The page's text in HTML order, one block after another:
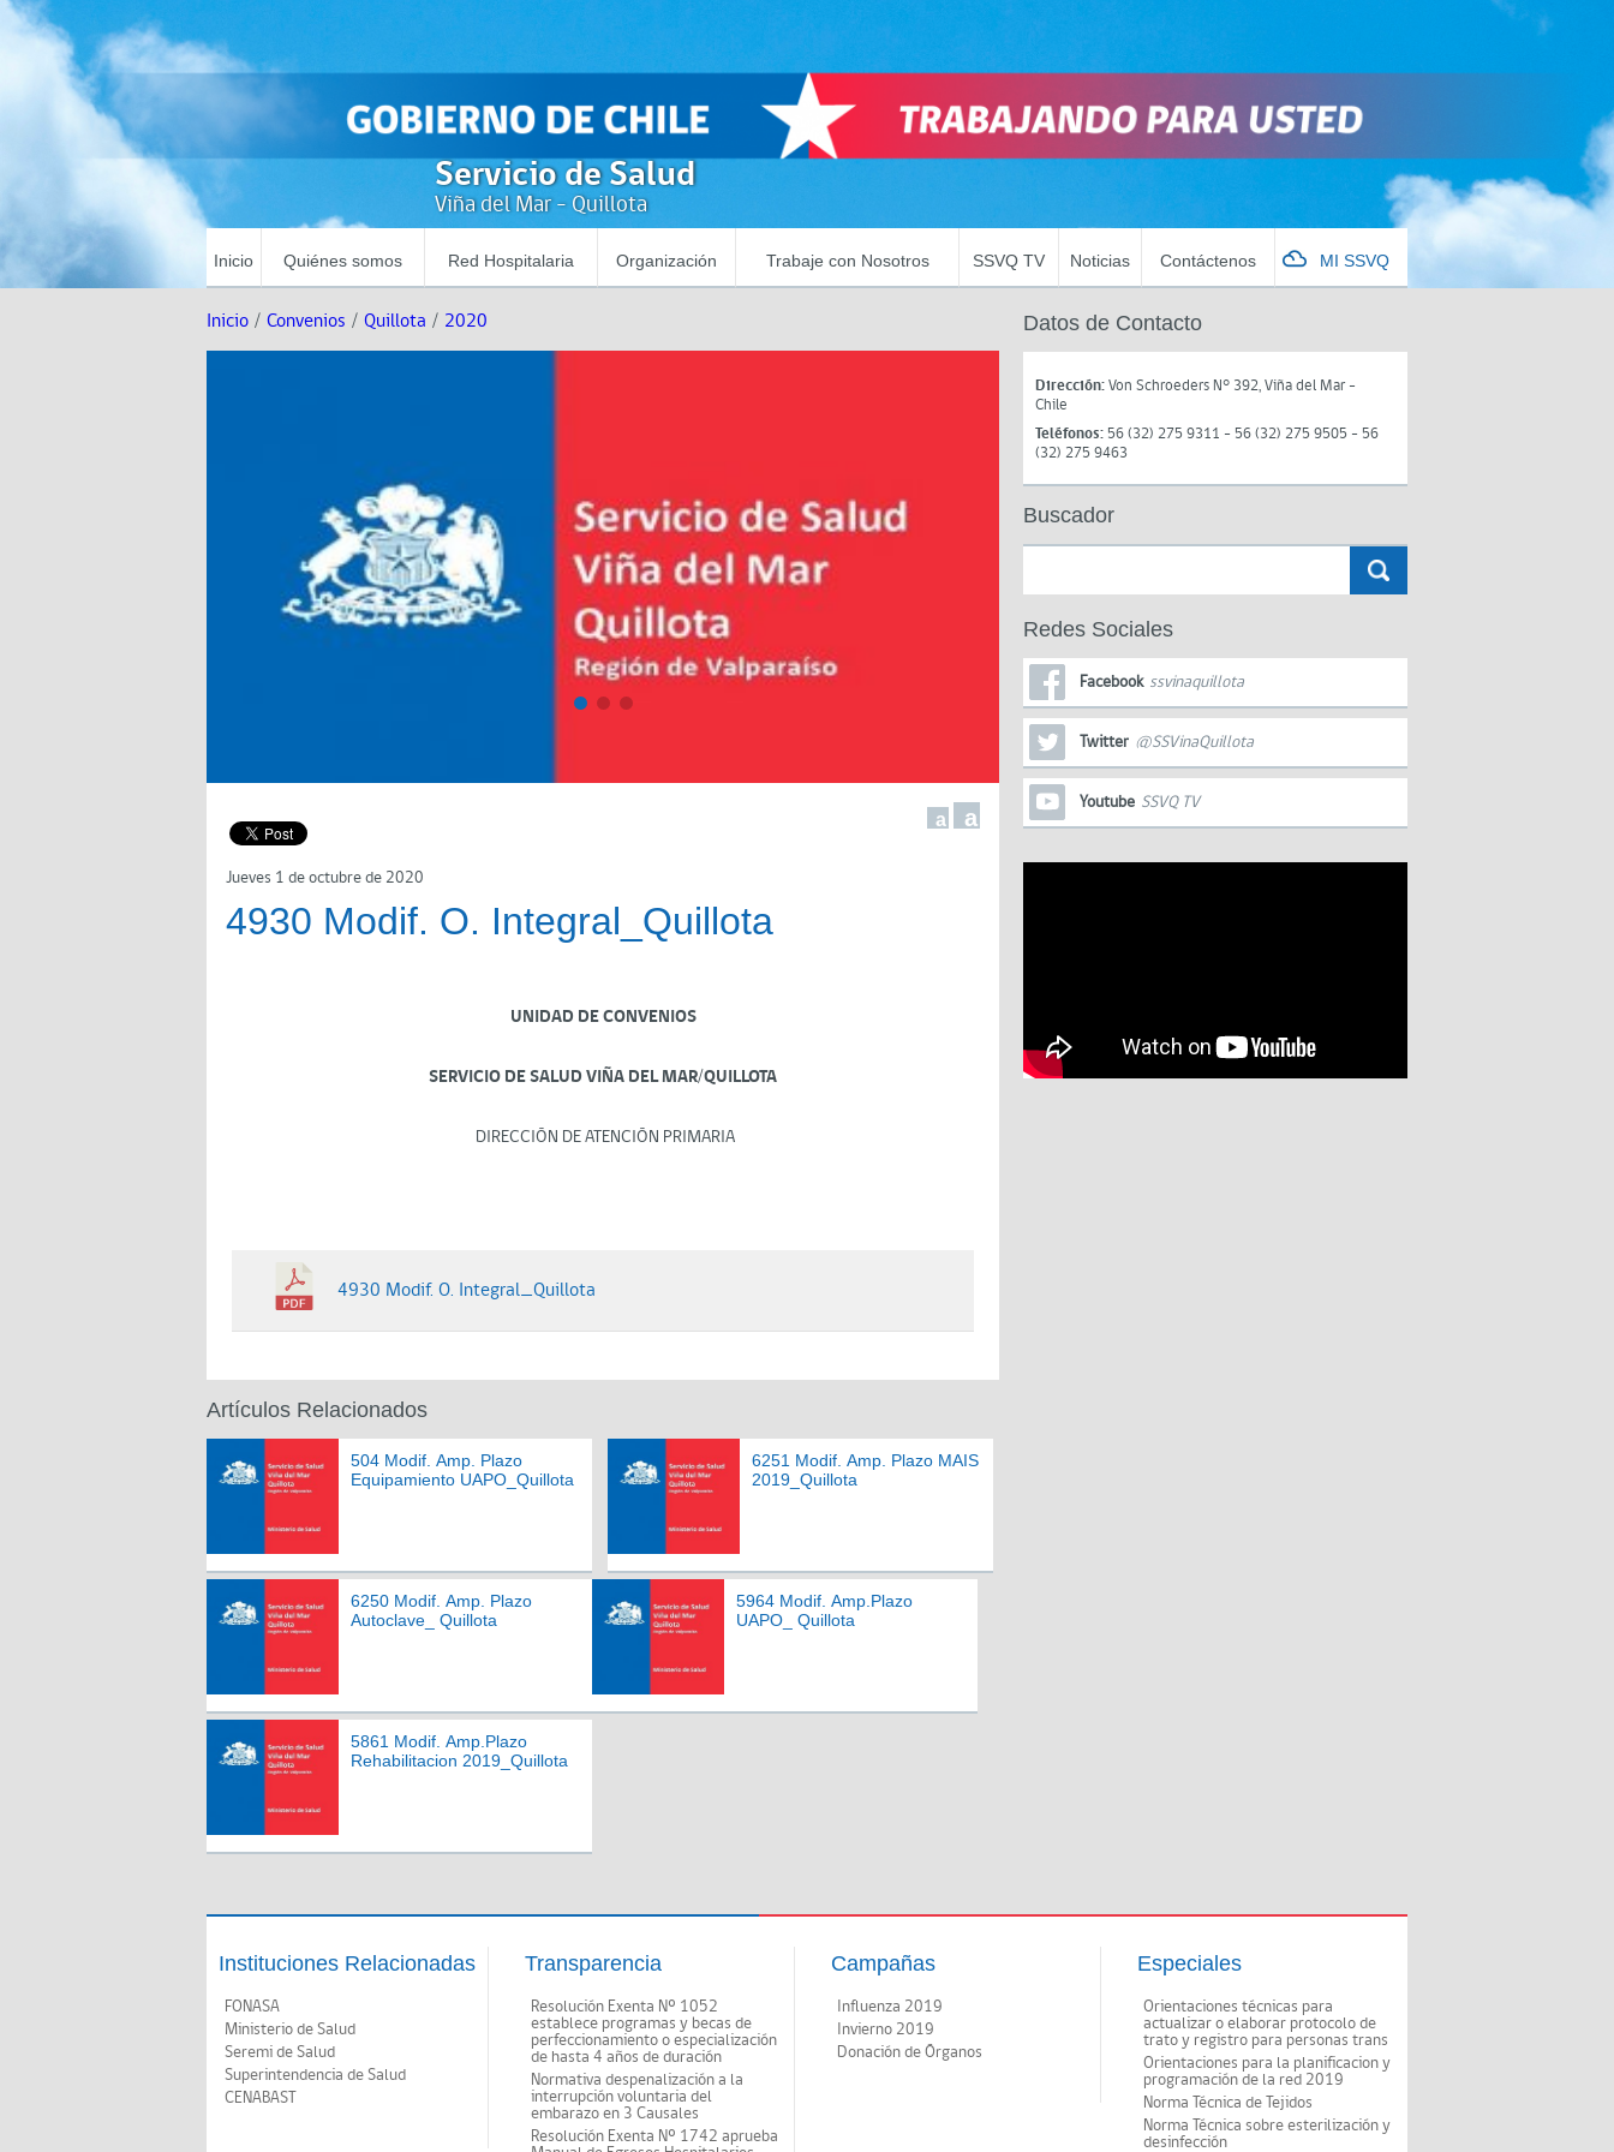
Servicio de Salud
Viña del Mar - Quillota
Inicio Quiénes somos Red Hospitalaria Organización Trabaje con Nosotros SSVQ TV Noticias Contáctenos MI SSVQ
Inicio / Convenios / Quillota / 2020
a a
Jueves 1 de octubre de 2020
4930 Modif. O. Integral_Quillota
UNIDAD DE CONVENIOS
SERVICIO DE SALUD VIÑA DEL MAR/QUILLOTA
DIRECCIÓN DE ATENCIÓN PRIMARIA
4930 Modif. O. Integral_Quillota
Artículos Relacionados
504 Modif. Amp. Plazo
Equipamiento UAPO_Quillota
6251 Modif. Amp. Plazo MAIS
2019_Quillota
6250 Modif. Amp. Plazo
Autoclave_ Quillota
5964 Modif. Amp.Plazo
UAPO_ Quillota
5861 Modif. Amp.Plazo
Rehabilitacion 2019_Quillota
Datos de Contacto
Dirección:Von Schroeders N° 392, Viña del Mar -
Chile
Teléfonos: 56 (32) 275 9311 - 56 (32) 275 9505 - 56
(32) 275 9463
Buscador
Redes Sociales
Facebook ssvinaquillota
Twitter @SSVinaQuillota
Youtube SSVQ TV
Instituciones Relacionadas
FONASA
Ministerio de Salud
Seremi de Salud
Superintendencia de Salud
CENABAST
Transparencia
Resolución Exenta Nº 1052
establece programas y becas de
perfeccionamiento o especialización
de hasta 4 años de duración
Normativa despenalización a la
interrupción voluntaria del
embarazo en 3 Causales
Resolución Exenta Nº 1742 aprueba
Campañas
Influenza 2019
Invierno 2019
Donación de Órganos
Especiales
Orientaciones técnicas para
actualizar o elaborar protocolo de
trato y registro para personas trans
Orientaciones para la planificacion y
programación de la red 2019
Norma Técnica de Tejidos
Norma Técnica sobre esterilización y
desinfección